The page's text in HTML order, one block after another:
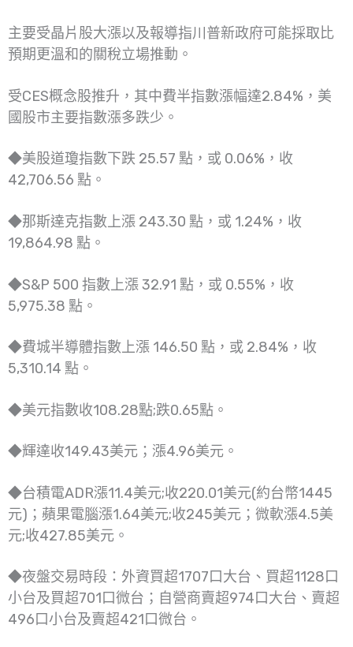
主要受晶片股大漲以及報導指川普新政府可能採取比
預期更溫和的關稅立場推動。
受CES概念股推升，其中費半指數漲幅達2.84%，美
國股市主要指數漲多跌少。
◆美股道瓊指數下跌 25.57 點，或 0.06%，收
42,706.56 點。
◆那斯達克指數上漲 243.30 點，或 1.24%，收
19,864.98 點。
◆S&P 500 指數上漲 32.91 點，或 0.55%，收
5,975.38 點。
◆費城半導體指數上漲 146.50 點，或 2.84%，收
5,310.14 點。
◆美元指數收108.28點;跌0.65點。
◆輝達收149.43美元；漲4.96美元。
◆台積電ADR漲11.4美元;收220.01美元(約台幣1445
元)；蘋果電腦漲1.64美元;收245美元；微軟漲4.5美
元;收427.85美元。
◆夜盤交易時段：外資買超1707口大台、買超1128口
小台及買超701口微台；自營商賣超974口大台、賣超
496口小台及賣超421口微台。